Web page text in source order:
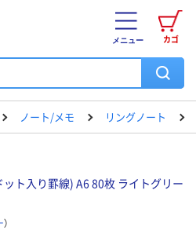
カゴ
メニュー
ノート/メモ リングノート
ト入り罫線) A6 80枚 ライトグリー
）